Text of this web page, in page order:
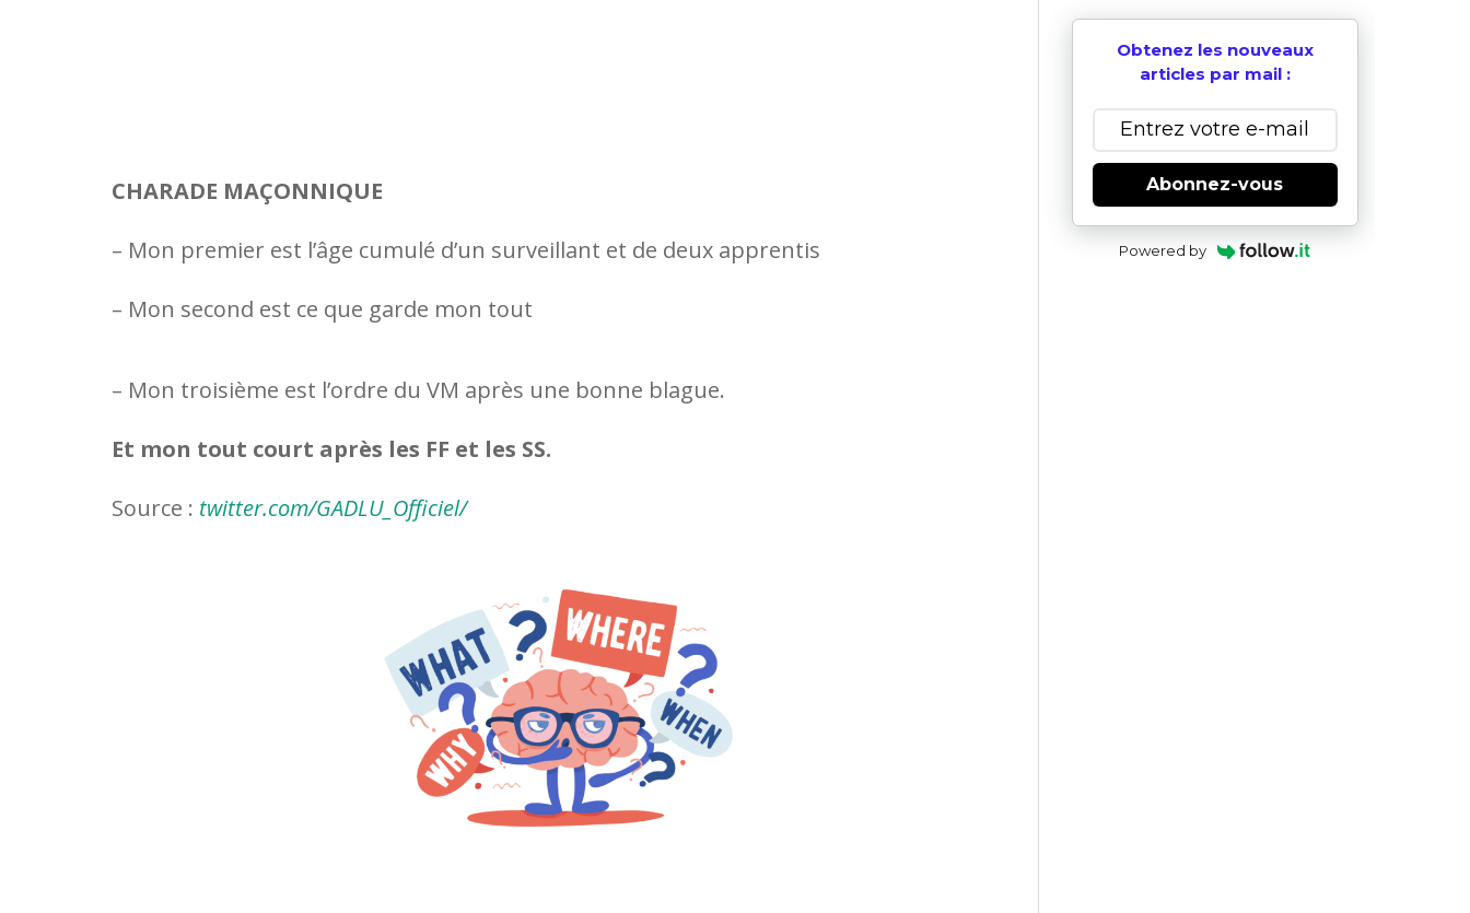
CHARADE MAÇONNIQUE
– Mon premier est l’âge cumulé d’un surveillant et de deux apprentis
– Mon second est ce que garde mon tout
– Mon troisième est l’ordre du VM après une bonne blague.
Et mon tout court après les FF et les SS.
Source : twitter.com/GADLU_Officiel/
Obtenez les nouveaux
articles par mail :
Abonnez-vous
Powered by